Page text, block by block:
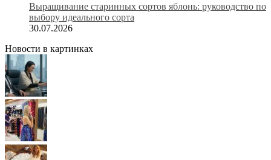
Выращивание старинных сортов яблонь: руководство по
выбору идеального сорта
30.07.2026
Новости в картинках